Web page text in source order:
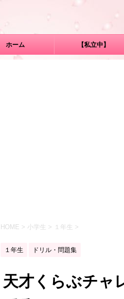
ホーム 【私立中】
HOME > 小学生 > １年生 >
１年生 ドリル・問題集
天才くらぶチャ